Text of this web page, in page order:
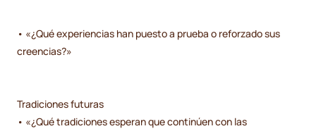
• «¿Qué experiencias han puesto a prueba o reforzado sus
creencias?»
Tradiciones futuras
• «¿Qué tradiciones esperan que continúen con las